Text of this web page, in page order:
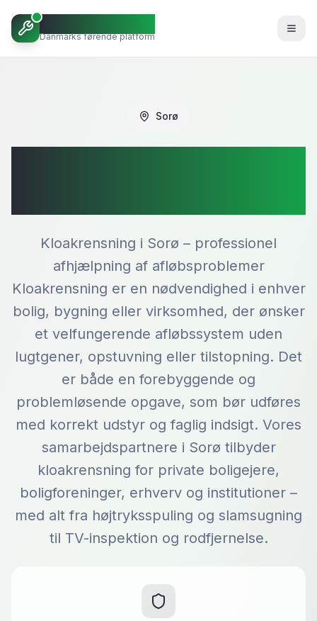
Octoopen VVS
Danmarks førende platform
Sorø
Kloakrensning i Sorø – professionel
afhjælpning af afløbsproblemer
Kloakrensning er en nødvendighed i enhver
bolig, bygning eller virksomhed, der ønsker
et velfungerende afløbssystem uden
lugtgener, opstuvning eller tilstopning. Det
er både en forebyggende og
problemløsende opgave, som bør udføres
med korrekt udstyr og faglig indsigt. Vores
samarbejdspartnere i Sorø tilbyder
kloakrensning for private boligejere,
boligforeninger, erhverv og institutioner –
med alt fra højtryksspuling og slamsugning
til TV-inspektion og rodfjernelse.